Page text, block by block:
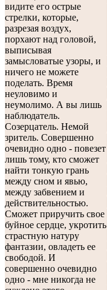
видите его острые
стрелки, которые,
разрезая воздух,
порхают над головой,
выписывая
замысловатые узоры, и
ничего не можете
поделать. Время
неуловимо и
неумолимо. А вы лишь
наблюдатель.
Созерцатель. Немой
зритель. Совершенно
очевидно одно - повезет
лишь тому, кто сможет
найти тонкую грань
между сном и явью,
между забвением и
действительностью.
Сможет приручить свое
буйное сердце, укротить
страстную натуру
фантазии, овладеть ее
свободой. И
совершенно очевидно
одно - мне никогда не